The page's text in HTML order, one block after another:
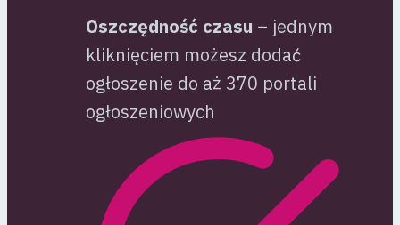
Oszczędność czasu – jednym
kliknięciem możesz dodać
ogłoszenie do aż 370 portali
ogłoszeniowych